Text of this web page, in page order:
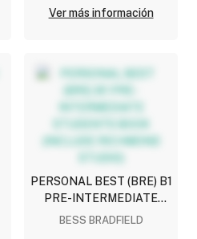
Ver más información
PERSONAL BEST (BRE) B1
PRE-INTERMEDIATE
STUDENTS BOOK
BESS BRADFIELD